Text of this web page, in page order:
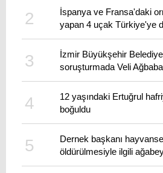
İspanya ve Fransa'daki
yapan 4 uçak Türkiye'ye
İzmir Büyükşehir
soruşturmada Veli
12 yaşındaki Ertuğrul
boğuldu
Dernek başkanı
öldürülmesiyle ilgili